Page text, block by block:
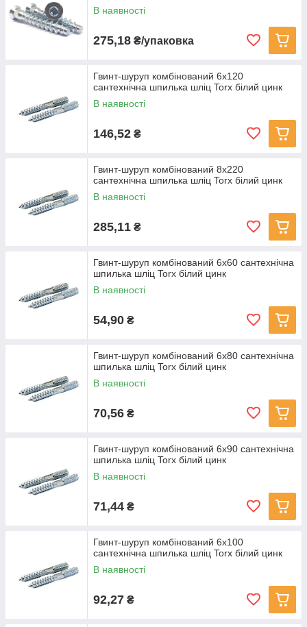
В наявності
275,18 ₴/упаковка
Гвинт-шуруп комбінований 6x120
сантехнічна шпилька шліц Torx білий цинк
В наявності
146,52 ₴
Гвинт-шуруп комбінований 8х220
сантехнічна шпилька шліц Torx білий цинк
В наявності
285,11 ₴
Гвинт-шуруп комбінований 6x60 сантехнічна
шпилька шліц Torx білий цинк
В наявності
54,90 ₴
Гвинт-шуруп комбінований 6x80 сантехнічна
шпилька шліц Torx білий цинк
В наявності
70,56 ₴
Гвинт-шуруп комбінований 6x90 сантехнічна
шпилька шліц Torx білий цинк
В наявності
71,44 ₴
Гвинт-шуруп комбінований 6x100
сантехнічна шпилька шліц Torx білий цинк
В наявності
92,27 ₴